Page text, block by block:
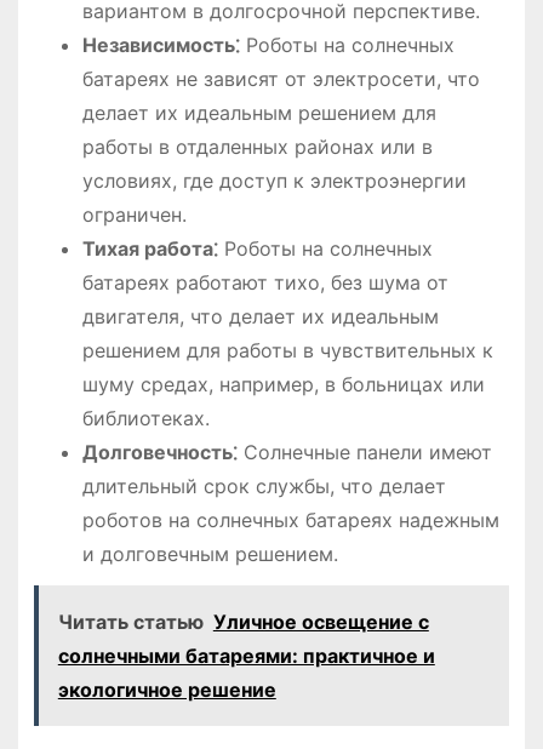
вариантом в долгосрочной перспективе.
Независимость⁚Роботы на солнечных
батареях не зависят от электросети, что
делает их идеальным решением для
работы в отдаленных районах или в
условиях, где доступ к электроэнергии
ограничен.
Тихая работа⁚Роботы на солнечных
батареях работают тихо, без шума от
двигателя, что делает их идеальным
решением для работы в чувствительных к
шуму средах, например, в больницах или
библиотеках.
Долговечность⁚Солнечные панели имеют
длительный срок службы, что делает
роботов на солнечных батареях надежным
и долговечным решением.
Читать статью Уличное освещение с
солнечными батареями: практичное и
экологичное решение